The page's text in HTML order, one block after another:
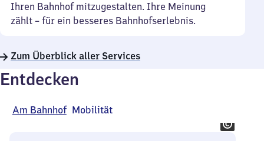
Ihren Bahnhof mitzugestalten. Ihre Meinung
zählt – für ein besseres Bahnhofserlebnis.
Zum Überblick aller Services
Entdecken
Am Bahnhof Mobilität